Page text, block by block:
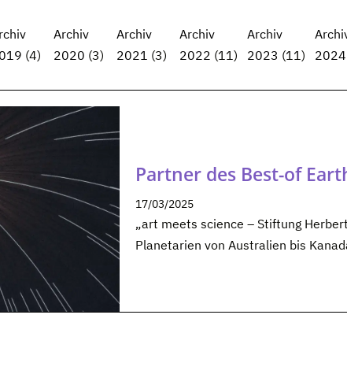
(4)
Archiv
2020 (3)
Archiv
2021 (3)
Archiv
2022 (11)
Archiv
2023 (11)
2024
Partner des Best-of
17/03/2025
„art meets science – Stiftung
Planetarien von Australien bis